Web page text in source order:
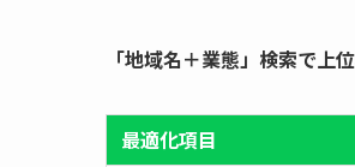
「地域名＋業態」検索で上
最適化項目